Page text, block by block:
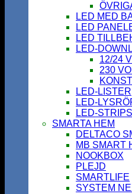
LED MED
LED
LED
LED-
12/24
230
LED-LISTER
LED-
LED-STRIPS
SMARTA HEM
DELTACO
MB SMART
NOOKBOX
PLEJD
SMARTLIFE
SYSTEM